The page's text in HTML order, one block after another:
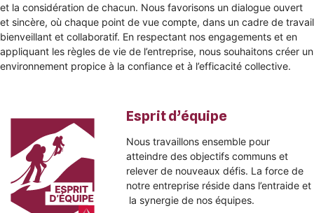
et la considération de chacun. Nous favorisons un dialogue ouvert
et sincère, où chaque point de vue compte, dans un cadre de travail
bienveillant et collaboratif. En respectant nos engagements et en
appliquant les règles de vie de l’entreprise, nous souhaitons créer un
environnement propice à la confiance et à l’efficacité collective.
Esprit d’équipe
Nous travaillons ensemble pour
atteindre des objectifs communs et
relever de nouveaux défis. La force de
notre entreprise réside dans l’entraide et
la synergie de nos équipes.